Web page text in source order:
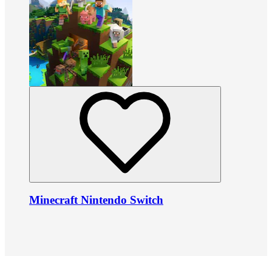
Minecraft Nintendo Switch